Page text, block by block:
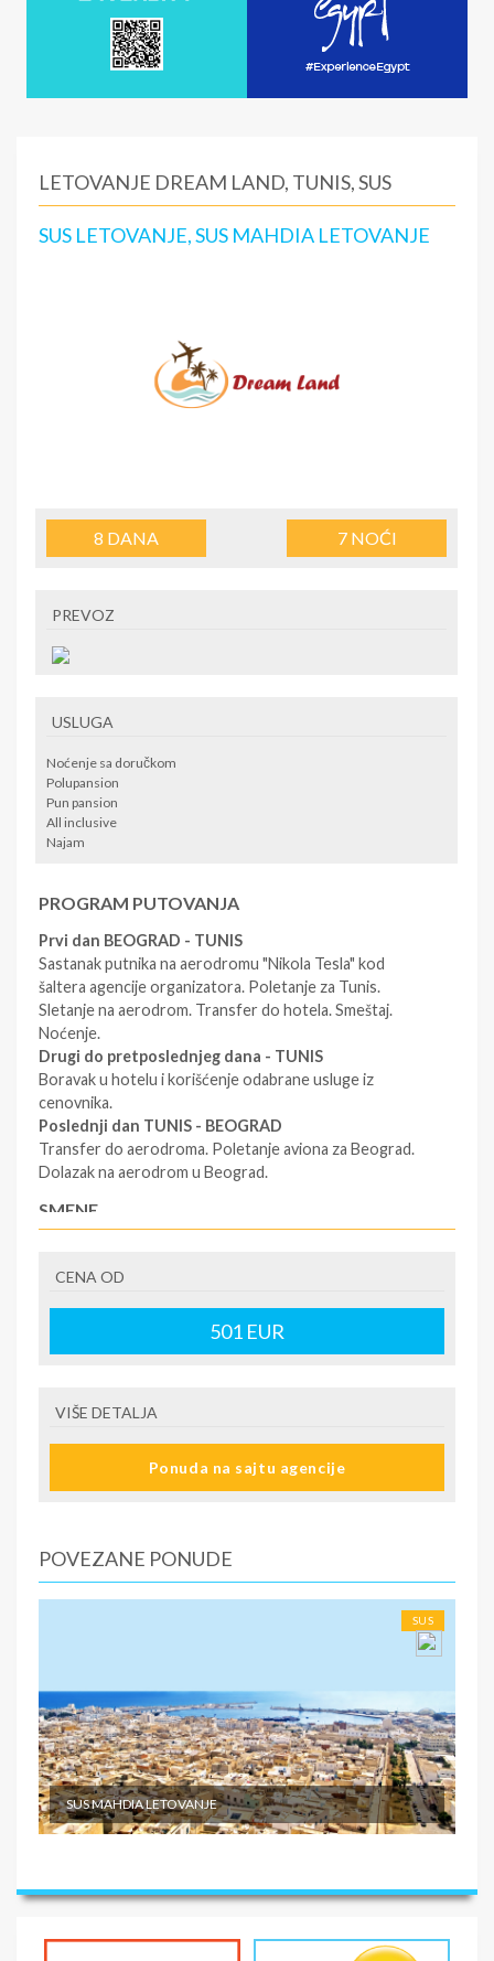
LETOVANJE DREAM LAND, TUNIS, SUS
SUS LETOVANJE, SUS MAHDIA LETOVANJE
8 DANA 7NOĆI
PREVOZ
USLUGA
Noćenje sa doručkom
Polupansion
Pun pansion
All inclusive
Najam
PROGRAM PUTOVANJA
Prvi dan BEOGRAD - TUNIS
Sastanak putnika na aerodromu "Nikola Tesla" kod
šaltera agencije organizatora. Poletanje za Tunis.
Sletanje na aerodrom. Transfer do hotela. Smeštaj.
Noćenje.
Drugi do pretposlednjeg dana - TUNIS
Boravak u hotelu i korišćenje odabrane usluge iz
cenovnika.
Poslednji dan TUNIS - BEOGRAD
Transfer do aerodroma. Poletanje aviona za Beograd.
Dolazak na aerodrom u Beograd.
SMENE
NAPOMENE O CENI
Plaćanje po srednjem kursu NBS On-line plaćanje
Avio prevoz sa taksama Usluga u izabranom hotelu
Transferi na destinaciji Vodič
U CENU NIJE UKLJUČENO
CENA OD
501 EUR
VIŠE DETALJA
Ponuda na sajtu agencije
POVEZANE PONUDE
SUS
SUS MAHDIA LETOVANJE